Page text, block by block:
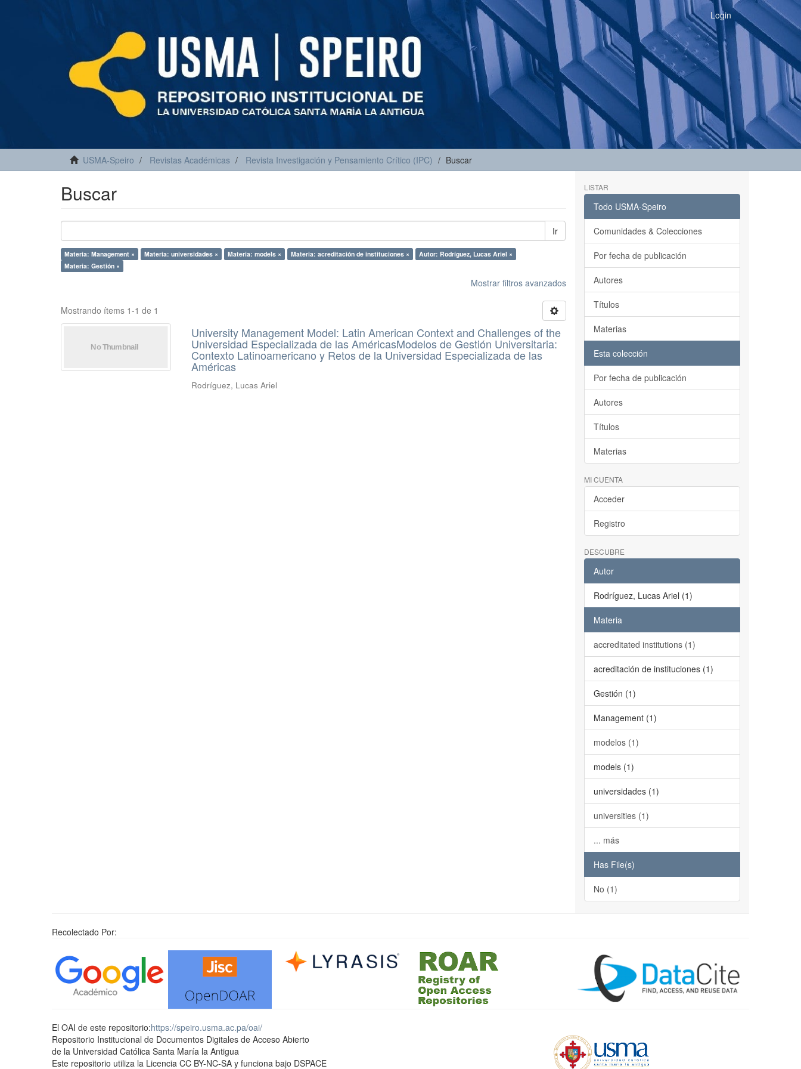
Login
USMA-Speiro Revistas Académicas Revista Investigación y Pensamiento Crítico (IPC) Buscar
Buscar
Ir
Materia: Management × Materia: universidades × Materia: models × Materia: acreditación de instituciones ×
Autor: Rodríguez, Lucas Ariel ×
Materia: Gestión ×
Mostrar filtros avanzados
Mostrando ítems 1-1 de 1
University Management Model: Latin American Context and Challenges of the
Universidad Especializada de las AméricasModelos de Gestión Universitaria:
Contexto Latinoamericano y Retos de la Universidad Especializada de las
Américas
Rodríguez, Lucas Ariel
LISTAR
Todo USMA-Speiro
Comunidades & Colecciones
Por fecha de publicación
Autores
Títulos
Materias
Esta colección
Por fecha de publicación
Autores
Títulos
Materias
MI CUENTA
Acceder
Registro
DESCUBRE
Autor
Rodríguez, Lucas Ariel (1)
Materia
accreditated institutions (1)
acreditación de instituciones (1)
Gestión (1)
Management (1)
modelos (1)
models (1)
universidades (1)
universities (1)
... más
Has File(s)
No (1)
Recolectado Por:
El OAI de este repositorio:https://speiro.usma.ac.pa/oai/
Repositorio Institucional de Documentos Digitales de Acceso Abierto
de la Universidad Católica Santa María la Antigua
Este repositorio utiliza la Licencia CC BY-NC-SA y funciona bajo DSPACE